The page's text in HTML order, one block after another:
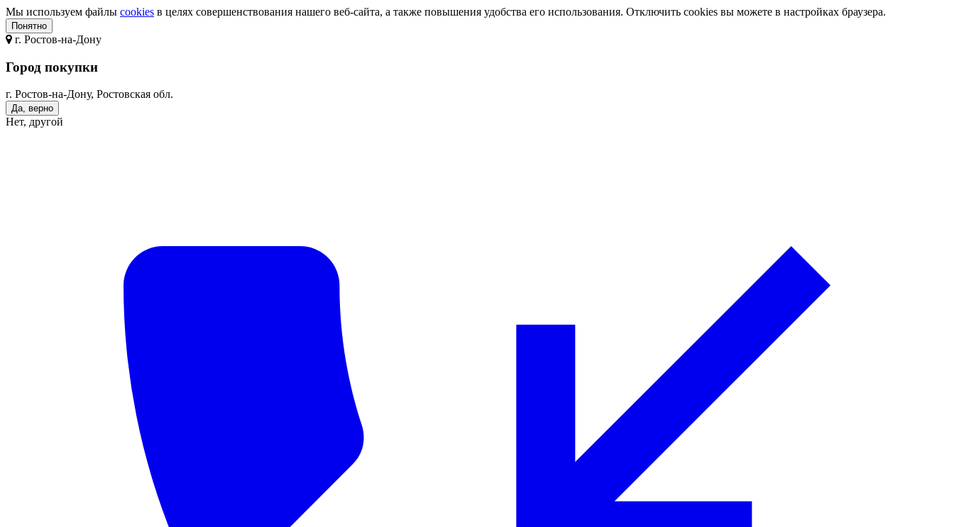
Мы используем файлы cookies в целях совершенствования нашего веб-сайта, а также повышения удобства его использования. Отключить cookies вы можете в настройках браузера.
Понятно
г. Ростов-на-Дону
Город покупки
г. Ростов-на-Дону, Ростовская обл.
Да, верно
Нет, другой